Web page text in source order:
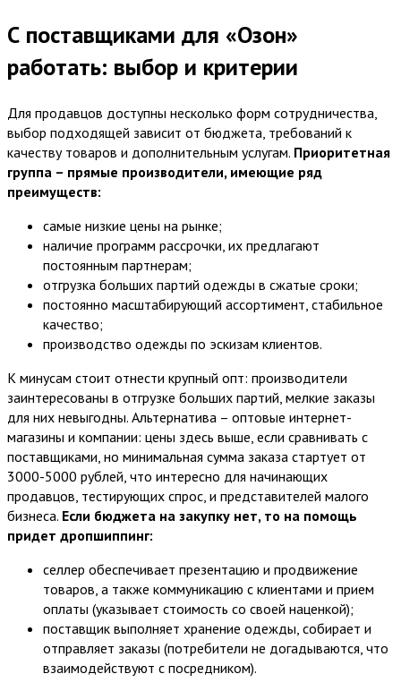
С поставщиками для «Озон»
работать: выбор и критерии
Для продавцов доступны несколько форм сотрудничества,
выбор подходящей зависит от бюджета, требований к
качеству товаров и дополнительным услугам. Приоритетная
группа – прямые производители, имеющие ряд
преимуществ:
самые низкие цены на рынке;
наличие программ рассрочки, их предлагают
постоянным партнерам;
отгрузка больших партий одежды в сжатые сроки;
постоянно масштабирующий ассортимент, стабильное
качество;
производство одежды по эскизам клиентов.
К минусам стоит отнести крупный опт: производители
заинтересованы в отгрузке больших партий, мелкие заказы
для них невыгодны. Альтернатива – оптовые интернет-
магазины и компании: цены здесь выше, если сравнивать с
поставщиками, но минимальная сумма заказа стартует от
3000-5000 рублей, что интересно для начинающих
продавцов, тестирующих спрос, и представителей малого
бизнеса. Если бюджета на закупку нет, то на помощь
придет дропшиппинг:
селлер обеспечивает презентацию и продвижение
товаров, а также коммуникацию с клиентами и прием
оплаты (указывает стоимость со своей наценкой);
поставщик выполняет хранение одежды, собирает и
отправляет заказы (потребители не догадываются, что
взаимодействуют с посредником).